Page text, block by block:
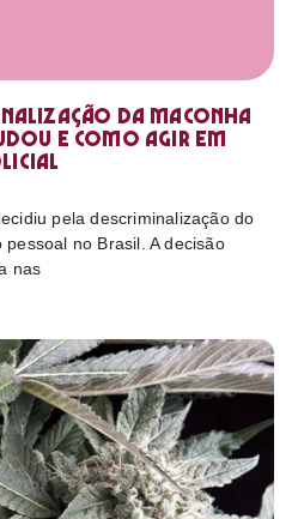
da maconha
e como agir em
pela descriminalização do
no Brasil. A decisão
nas